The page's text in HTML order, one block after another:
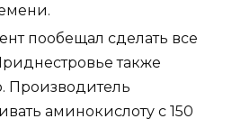
пообещал сделать все
также
Производитель
аминокислоту с 150